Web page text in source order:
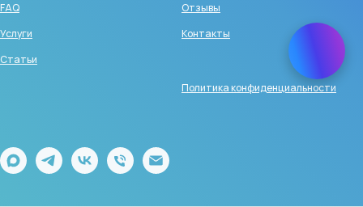
FAQ
Услуги
Статьи
Отзывы
Контакты
Политика конфиденциальности